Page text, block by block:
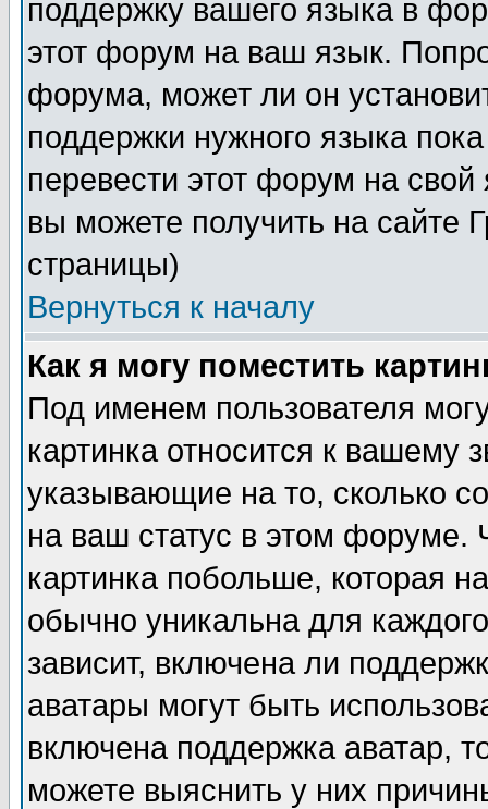
поддержку вашего языка в
этот форум на ваш язык.
форума, может ли он
поддержки нужного языка
перевести этот форум на
вы можете получить на сайте
страницы)
Вернуться к началу
Как я могу поместить
Под именем пользователя
картинка относится к вашему
указывающие на то, сколько
на ваш статус в этом форуме.
картинка побольше, которая
обычно уникальна для
зависит, включена ли
аватары могут быть
включена поддержка аватар,
можете выяснить у них